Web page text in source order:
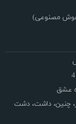
(هوش مصنوعی)
عشق
چنین، داشت، دشت